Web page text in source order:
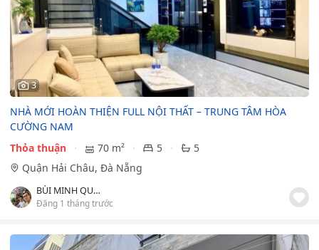
3
NHÀ MỚI HOÀN THIỆN FULL NỘI THẤT – TRUNG TÂM HÒA
CƯỜNG NAM
Thỏa thuận
70 m² 5
5
Quận Hải Châu, Đà Nẵng
BÙI MINH QUYNH
Đăng 1 tháng trước